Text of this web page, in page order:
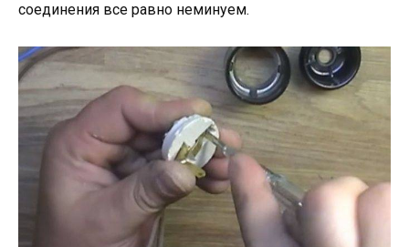
соединения все равно неминуем.